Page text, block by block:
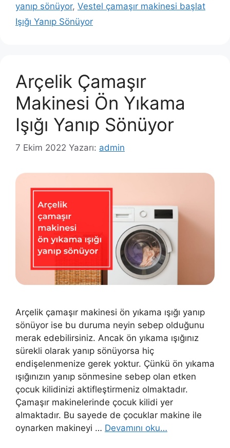
yanıp sönüyor, Vestel çamaşır makinesi başlat
Işığı Yanıp Sönüyor
Arçelik Çamaşır
Makinesi Ön Yıkama
Işığı Yanıp Sönüyor
7 Ekim 2022 Yazarı: admin
Arçelik çamaşır makinesi ön yıkama ışığı yanıp
sönüyor ise bu duruma neyin sebep olduğunu
merak edebilirsiniz. Ancak ön yıkama ışığınız
sürekli olarak yanıp sönüyorsa hiç
endişelenmenize gerek yoktur. Çünkü ön yıkama
ışığınızın yanıp sönmesine sebep olan etken
çocuk kilidinizi aktifleştirmeniz olmaktadır.
Çamaşır makinelerinde çocuk kilidi yer
almaktadır. Bu sayede de çocuklar makine ile
oynarken makineyi … Devamını oku…